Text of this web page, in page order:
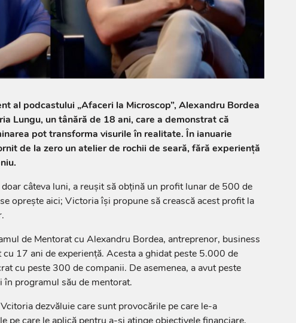
al podcastului „Afaceri la Microscop”, Alexandru Bordea
Lungu, un tânără de 18 ani, care a demonstrat că
pot transforma visurile în realitate. În ianuarie
de la zero un atelier de rochii de seară, fără experiență
doar câteva luni, a reușit să obțină un profit lunar de 500 de
oprește aici; Victoria își propune să crească acest profit la
de Mentorat cu Alexandru Bordea, antreprenor, business
17 ani de experiență. Acesta a ghidat peste 5.000 de
cu peste 300 de companii. De asemenea, a avut peste
programul său de mentorat.
dezvăluie care sunt provocările pe care le-a